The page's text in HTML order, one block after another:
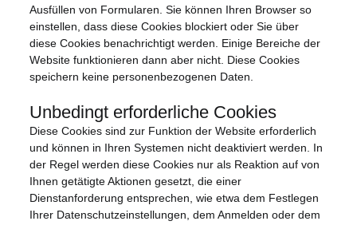
Ausfüllen von Formularen. Sie können Ihren Browser so
einstellen, dass diese Cookies blockiert oder Sie über
diese Cookies benachrichtigt werden. Einige Bereiche der
Website funktionieren dann aber nicht. Diese Cookies
speichern keine personenbezogenen Daten.
Unbedingt erforderliche Cookies
Diese Cookies sind zur Funktion der Website erforderlich
und können in Ihren Systemen nicht deaktiviert werden. In
der Regel werden diese Cookies nur als Reaktion auf von
Ihnen getätigte Aktionen gesetzt, die einer
Dienstanforderung entsprechen, wie etwa dem Festlegen
Ihrer Datenschutzeinstellungen, dem Anmelden oder dem